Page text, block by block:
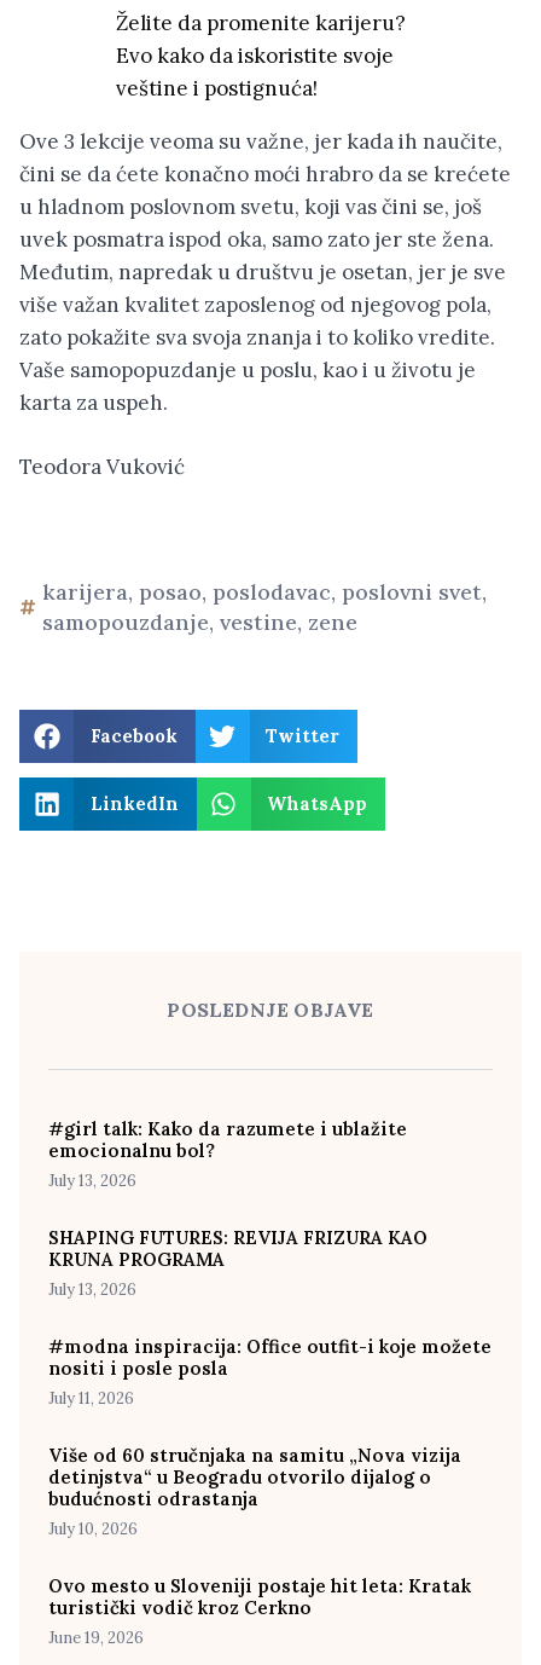
Želite da promenite karijeru?
Evo kako da iskoristite svoje
veštine i postignuća!
Ove 3 lekcije veoma su važne, jer kada ih naučite,
čini se da ćete konačno moći hrabro da se krećete
u hladnom poslovnom svetu, koji vas čini se, još
uvek posmatra ispod oka, samo zato jer ste žena.
Međutim, napredak u društvu je osetan, jer je sve
više važan kvalitet zaposlenog od njegovog pola,
zato pokažite sva svoja znanja i to koliko vredite.
Vaše samopopuzdanje u poslu, kao i u životu je
karta za uspeh.
Teodora Vuković
karijera, posao, poslodavac, poslovni svet,
samopouzdanje, vestine, zene
Facebook Twitter
LinkedIn WhatsApp
POSLEDNJE OBJAVE
#girl talk: Kako da razumete i ublažite
emocionalnu bol?
July 13, 2026
SHAPING FUTURES: REVIJA FRIZURA KAO
KRUNA PROGRAMA
July 13, 2026
#modna inspiracija: Office outfit-i koje možete
nositi i posle posla
July 11, 2026
Više od 60 stručnjaka na samitu „Nova vizija
detinjstva“ u Beogradu otvorilo dijalog o
budućnosti odrastanja
July 10, 2026
Ovo mesto u Sloveniji postaje hit leta: Kratak
turistički vodič kroz Cerkno
June 19, 2026